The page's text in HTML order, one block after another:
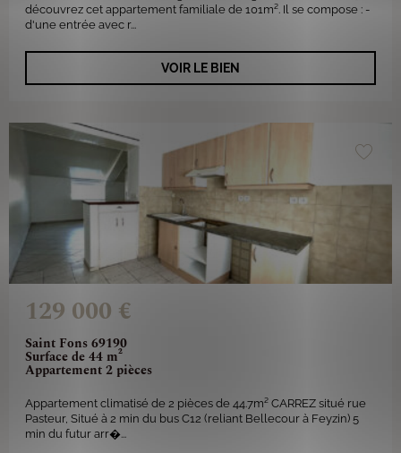
découvrez cet appartement familiale de 101m². Il se compose : -
d'une entrée avec r...
VOIR LE BIEN
Saint Fons 69190
Surface de 44 m²
Appartement 2 pièces
129 000 €
Appartement climatisé de 2 pièces de 44.7m² CARREZ situé rue
Pasteur, Situé à 2 min du bus C12 (reliant Bellecour à Feyzin) 5
min du futur arr�...